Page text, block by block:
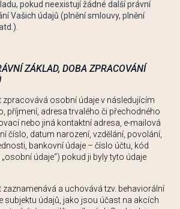
pokud neexistují žádné další právní
Vašich údajů (plnění smlouvy, plnění
ZÁKLAD, DOBA ZPRACOVÁNÍ
zpracovává osobní údaje v následujícím
příjmení, adresa trvalého či přechodného
nebo jiná kontaktní adresa, e-mailová
číslo, datum narození, vzdělání, povolání,
bankovní údaje – číslo účtu, kód
údaje“) pokud ji byly tyto údaje
zaznamenává a uchovává tzv. behaviorální
subjektu údajů, jako jsou účast na akcích